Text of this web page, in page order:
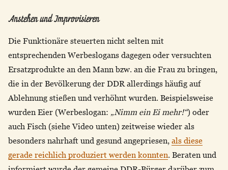
Anstehen und Improvisieren
Die Funktionäre steuerten nicht selten mit
entsprechenden Werbeslogans dagegen oder versuchten
Ersatzprodukte an den Mann bzw. an die Frau zu bringen,
die in der Bevölkerung der DDR allerdings häufig auf
Ablehnung stießen und verhöhnt wurden. Beispielsweise
wurden Eier (Werbeslogan: „Nimm ein Ei mehr!“) oder
auch Fisch (siehe Video unten) zeitweise wieder als
besonders nahrhaft und gesund angepriesen, als diese
gerade reichlich produziert werden konnten. Beraten und